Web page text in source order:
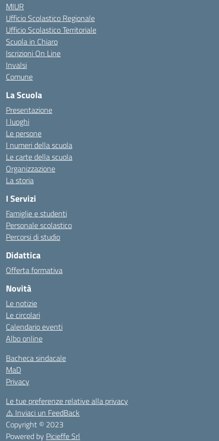
MIUR
Ufficio Scolastico Regionale
Ufficio Scolastico Territoriale
Scuola in Chiaro
Iscrizioni On Line
Invalsi
Comune
La Scuola
Presentazione
I luoghi
Le persone
I numeri della scuola
Le carte della scuola
Organizzazione
La storia
I Servizi
Famiglie e studenti
Personale scolastico
Percorsi di studio
Didattica
Offerta formativa
Novità
Le notizie
Le circolari
Calendario eventi
Albo online
Bacheca sindacale
MaD
Privacy
Le tue preferenze relative alla privacy
⚠️ Inviaci un FeedBack
Copyright © 2023
Powered by Picieffe Srl